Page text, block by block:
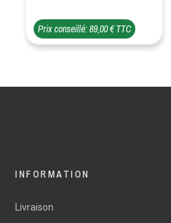
Prix conseillé: 89,00 € TTC
INFORMATION
Livraison